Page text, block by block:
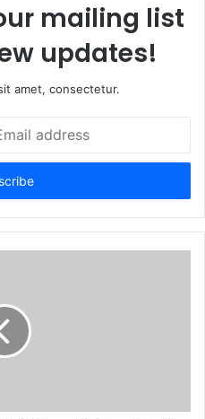
mailing list
updates!
amet, consectetur.